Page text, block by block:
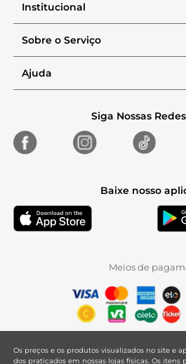
Institucional
Sobre o Serviço
Ajuda
Siga Nossas
Baixe nosso
Meios de
Os preços e os produtos visualizados no site e
dos praticados em nossas lojas físicas. Os itens